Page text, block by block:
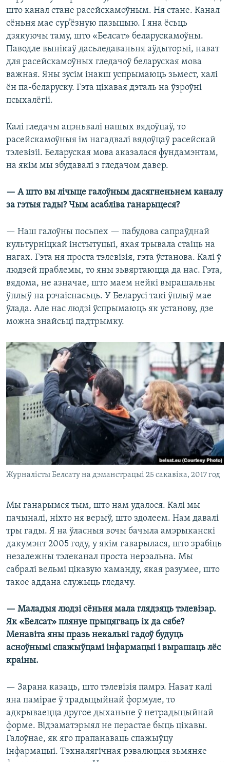
што канал стане расейскамоўным. Ня стане. Канал
сёньня мае сур’ёзную пазыцыю. І яна ёсьць
дзякуючы таму, што «Белсат» беларускамоўны.
Паводле вынікаў дасьледаваньня аўдыторыі, нават
для расейскамоўных гледачоў беларуская мова
важная. Яны зусім інакш успрымаюць зьмест, калі
ён па-беларуску. Гэта цікавая дэталь на ўзроўні
псыхалёгіі.
Калі гледачы ацэньвалі нашых вядоўцаў, то
расейскамоўныя ім нагадвалі вядоўцаў расейскай
тэлевізіі. Беларуская мова аказалася фундамэнтам,
на якім мы збудавалі з гледачом давер.
— А што вы лічыце галоўным дасягненьнем каналу
за гэтыя гады? Чым асабліва ганарыцеся?
— Наш галоўны посьпех — пабудова сапраўднай
культурніцкай інстытуцыі, якая трывала стаіць на
нагах. Гэта ня проста тэлевізія, гэта ўстанова. Калі ў
людзей праблемы, то яны зьвяртаюцца да нас. Гэта,
вядома, не азначае, што маем нейкі вырашальны
ўплыў на рэчаіснасьць. У Беларусі такі ўплыў мае
ўлада. Але нас людзі ўспрымаюць як установу, дзе
можна знайсьці падтрымку.
Журналісты Белсату на дэманстрацыі 25 сакавіка, 2017 год
Мы ганарымся тым, што нам удалося. Калі мы
пачыналі, ніхто ня верыў, што здолеем. Нам давалі
тры гады. Я на ўласныя вочы бачыла амэрыканскі
дакумэнт 2005 году, у якім гаварылася, што зрабіць
незалежны тэлеканал проста нерэальна. Мы
сабралі вельмі цікавую каманду, якая разумее, што
такое аддана служыць гледачу.
— Маладыя людзі сёньня мала глядзяць тэлевізар.
Як «Белсат» плянуе прыцягваць іх да сябе?
Менавіта яны празь некалькі гадоў будуць
асноўнымі спажыўцамі інфармацыі і вырашаць лёс
краіны.
— Зарана казаць, што тэлевізія памрэ. Нават калі
яна памірае ў традыцыйнай формуле, то
адкрываецца другое дыханьне ў нетрадыцыйнай
форме. Відэаматэрыял не перастае быць цікавы.
Галоўнае, як яго прапанаваць спажыўцу
інфармацыі. Тэхналягічная рэвалюцыя зьмяняе